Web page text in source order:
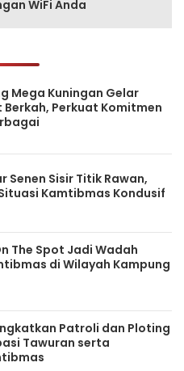
WiFi Anda
Mega Kuningan Gelar
Perkuat Komitmen
Senen Sisir Titik Rawan,
Kamtibmas Kondusif
The Spot Jadi Wadah
di Wilayah Kampung
Patroli dan Ploting
Tawuran serta